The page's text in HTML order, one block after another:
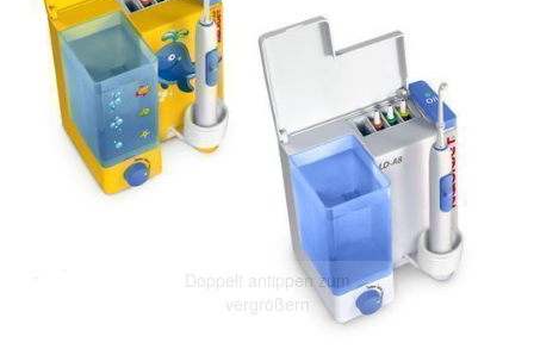
Doppelt antippen zum
vergrößern